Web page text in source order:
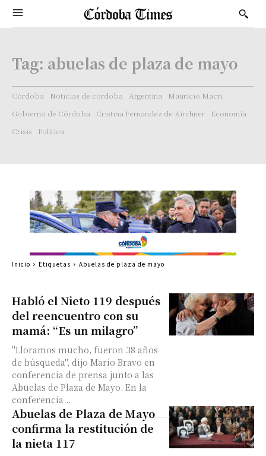
Tag: abuelas de plaza de mayo
Córdoba Noticias de cordoba Argentina
Mauricio Macri
Gobierno de Córdoba
Cristina Fernandez de Kirchner
Economía
Crisis
Politica
Habló el Nieto 119 después
del reencuentro con su
mamá: “Es un milagro”
"Lloramos mucho, fueron 38 años
de búsqueda", dijo Mario Bravo en
conferencia de prensa junto a las
Abuelas de Plaza de Mayo. En la
conferencia...
Abuelas de Plaza de Mayo
confirma la restitución de
la nieta 117
Inicio Etiquetas Abuelas de plaza de mayo